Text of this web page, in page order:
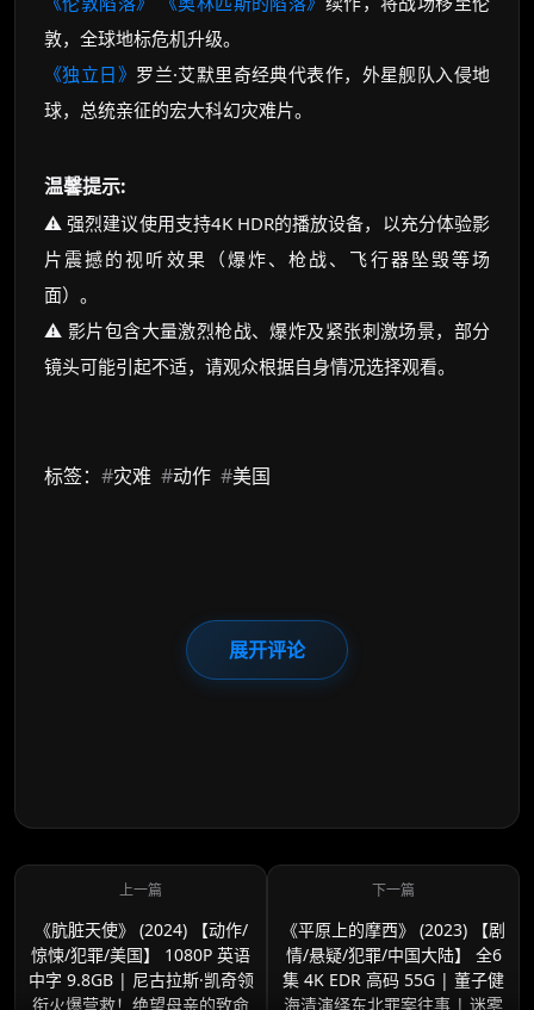
敦，全球地标危机升级。
《独立日》 罗兰·艾默里奇经典代表作，外星舰队入侵地
球，总统亲征的宏大科幻灾难片。
温馨提示:
⚠️ 强烈建议使用支持4K HDR的播放设备，以充分体验影
片震撼的视听效果（爆炸、枪战、飞行器坠毁等场
面）。
⚠️ 影片包含大量激烈枪战、爆炸及紧张刺激场景，部分
镜头可能引起不适，请观众根据自身情况选择观看。
标签： #灾难 #动作 #美国
展开评论
《肮脏天使》 (2024) 【动作/
惊悚/犯罪/美国】 1080P 英语
中字 9.8GB | 尼古拉斯·凯奇领
衔火爆营救！绝望母亲的致命
《平原上的摩西》 (2023) 【剧
情/悬疑/犯罪/中国大陆】 全6
集 4K EDR 高码 55G | 董子健
海清演绎东北罪案往事 | 迷雾